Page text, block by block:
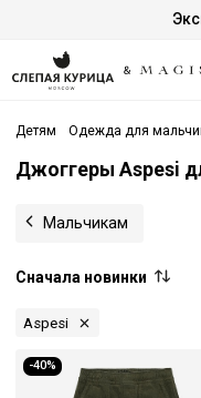
Детям Одежда для
Джоггеры Aspesi
Мальчикам
Сначала новинки
Aspesi
-40%